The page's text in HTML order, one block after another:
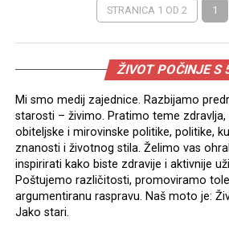
STRANICA 1 OD 2 1
ŽIVOT POČINJE S
Mi smo medij zajednice. Razbijamo
starosti – živimo. Pratimo teme zdravlja,
obiteljske i mirovinske politike, politike,
znanosti i životnog stila. Želimo vas
inspirirati kako biste zdravije i aktivnije
Poštujemo različitosti, promoviramo
argumentiranu raspravu. Naš moto je:
Jako stari.